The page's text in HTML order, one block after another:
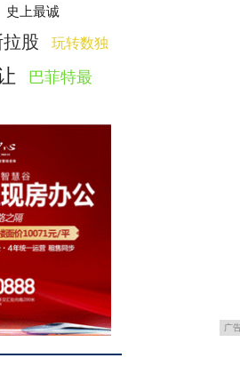
史上最诚
股 玩转数独
巴菲特最
广